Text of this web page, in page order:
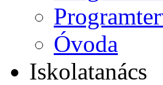
Óvoda
Iskolatanács